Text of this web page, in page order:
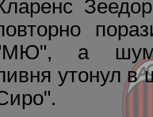
а шум
утонул в